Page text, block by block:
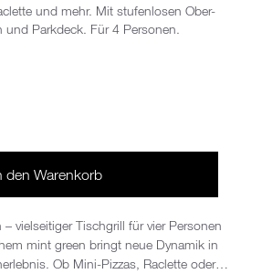
und mehr. Mit stufenlosen Ober-
Parkdeck. Für 4 Personen.
den Warenkorb
vielseitiger Tischgrill für vier Personen
mint green bringt neue Dynamik in
Ob Mini-Pizzas, Raclette oder